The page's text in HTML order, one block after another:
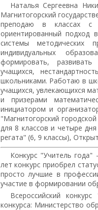
Наталья Сергеевна
Магнитогорский
преподаю в классах с
ориентированный подход
системы методических
индивидуальных
формировать, развивать
учащихся,
школьниками. Работаю в
учащихся, увлекающихся
и призерами
инициатором и
"Магнитогорский
для 8 классов и четыре
регата" (6, 9 классы),
Конкурс "Учитель
лет конкурс приобрел
просто лучшие в
участие в формировании
Всероссийский
конкурса: Министерство